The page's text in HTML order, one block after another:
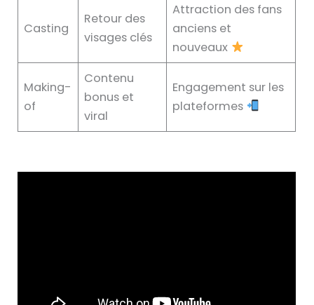
Casting
Retour des
visages clés
Attraction des fans
anciens et
nouveaux
Making-
of
Contenu
bonus et
viral
Engagement sur les
plateformes